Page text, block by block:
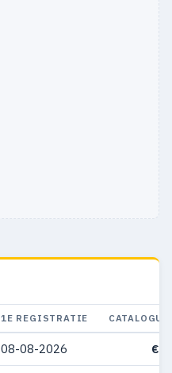
1E REGISTRATIE
08-08-2026 €